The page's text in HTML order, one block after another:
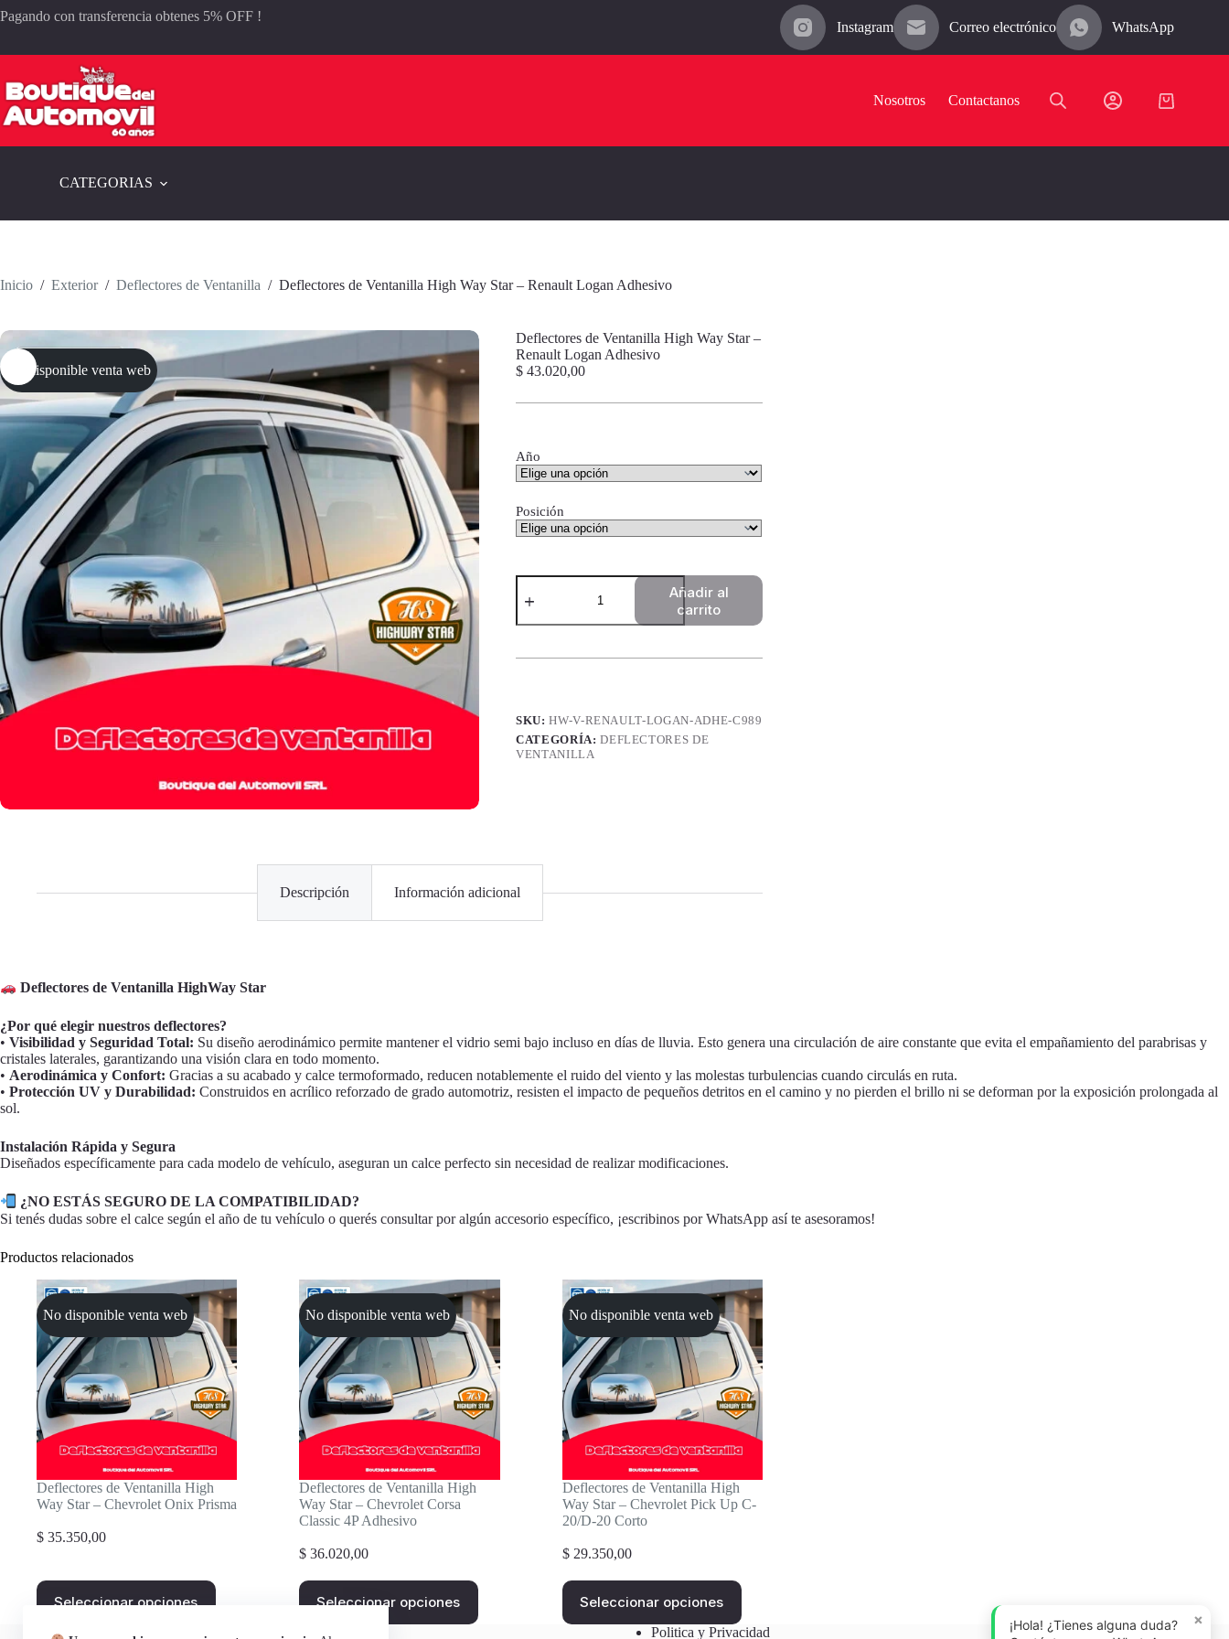
al
Pagando con transferencia obtenes 5% OFF !
Instagram Correo electrónico WhatsApp
Nosotros Contactanos
Carro
CATEGORIAS
Inicio / Exterior / Deflectores de Ventanilla / Deflectores de Ventanilla High Way Star – Renault Logan Adhesivo
No disponible venta web
Deflectores de Ventanilla High Way Star –
Renault Logan Adhesivo
$ 43.020,00
Año
Posición
Deflectores
de
High
Star
Adhesivo
cantidad
Añadir al
carrito
SKU:HW-V-RENAULT-LOGAN-ADHE-C989
CATEGORÍA:DEFLECTORES DE
VENTANILLA
Descripción Información adicional
Deflectores de Ventanilla HighWay Star
¿Por qué elegir nuestros deflectores?
• Visibilidad y Seguridad Total: Su diseño aerodinámico permite mantener el vidrio semi bajo incluso en días de lluvia. Esto genera una circulación de aire constante que evita el empañamiento del parabrisas y
cristales laterales, garantizando una visión clara en todo momento.
• Aerodinámica y Confort: Gracias a su acabado y calce termoformado, reducen notablemente el ruido del viento y las molestas turbulencias cuando circulás en ruta.
• Protección UV y Durabilidad: Construidos en acrílico reforzado de grado automotriz, resisten el impacto de pequeños detritos en el camino y no pierden el brillo ni se deforman por la exposición prolongada al
sol.
Instalación Rápida y Segura
Diseñados específicamente para cada modelo de vehículo, aseguran un calce perfecto sin necesidad de realizar modificaciones.
¿NO ESTÁS SEGURO DE LA COMPATIBILIDAD?
Si tenés dudas sobre el calce según el año de tu vehículo o querés consultar por algún accesorio específico, ¡escribinos por WhatsApp así te asesoramos!
Productos relacionados
No disponible venta web
Deflectores de Ventanilla High
Way Star – Chevrolet Onix Prisma
$ 35.350,00
Seleccionar opciones
Este
producto
No disponible venta web
Deflectores de Ventanilla High
Way Star – Chevrolet Corsa
Classic 4P Adhesivo
$ 36.020,00
Seleccionar opciones
Este
producto
No disponible venta web
Deflectores de Ventanilla High
Way Star – Chevrolet Pick Up C-
20/D-20 Corto
$29.350,00
Seleccionar opciones
Este
producto
tiene
Politica y Privacidad
×
¡Hola! ¿Tienes alguna duda?